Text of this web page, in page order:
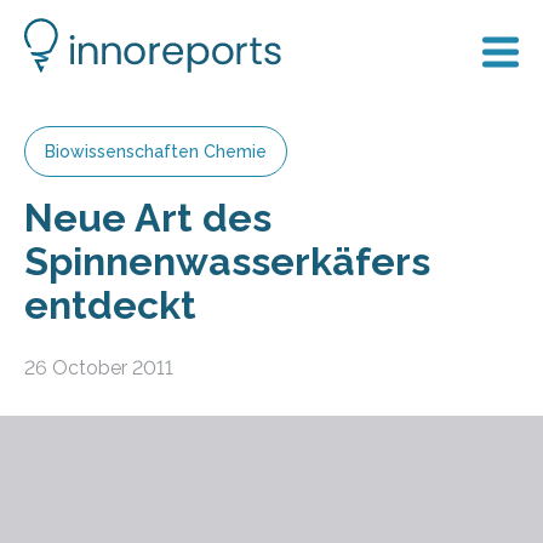
Biowissenschaften Chemie
Neue Art des
Spinnenwasserkäfers
entdeckt
26 October 2011